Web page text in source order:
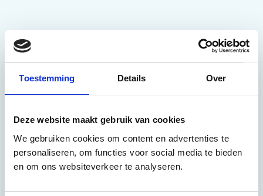
Toestemming Details Over
Deze website maakt gebruik van cookies
We gebruiken cookies om content en advertenties te
personaliseren, om functies voor social media te bieden
en om ons websiteverkeer te analyseren.